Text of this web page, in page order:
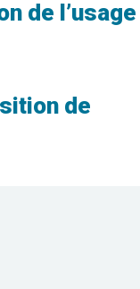
de l’usage
de